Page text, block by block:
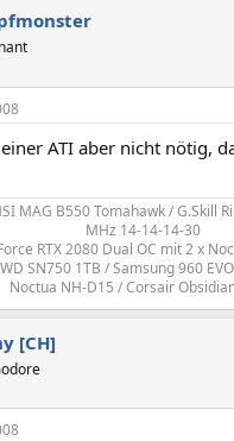
ATI aber nicht nötig,
MAG B550 Tomahawk / G.Skill
MHz 14-14-14-30
RTX 2080 Dual OC mit 2 x
WD SN750 1TB / Samsung 960
Noctua NH-D15 / Corsair
[CH]